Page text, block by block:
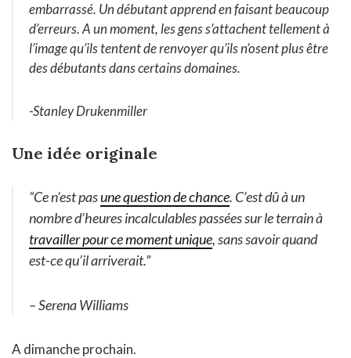
embarrassé. Un débutant apprend en faisant beaucoup
d’erreurs. A un moment, les gens s’attachent tellement à
l’image qu’ils tentent de renvoyer qu’ils n’osent plus être
des débutants dans certains domaines.
-Stanley Drukenmiller
Une idée originale
“Ce n’est pasune question de chance. C’est dû à un
nombre d’heures incalculables passées sur le terrain à
travailler pour ce moment unique, sans savoir quand
est-ce qu’il arriverait.”
– Serena Williams
A dimanche prochain.